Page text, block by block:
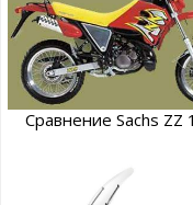
Сравнение Sachs